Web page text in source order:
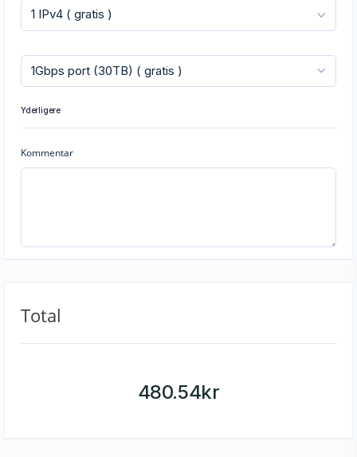
Yderligere
Kommentar
Total
480.54kr